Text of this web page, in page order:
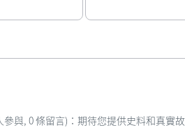
參與, 0 條留言)：期待您提供史料和真實